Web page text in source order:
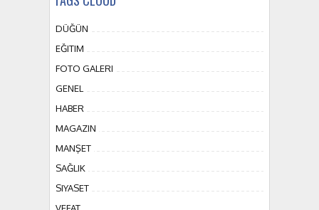
DÜĞÜN
EĞITIM
FOTO GALERI
GENEL
HABER
MAGAZIN
MANŞET
SAĞLIK
SIYASET
VEFAT